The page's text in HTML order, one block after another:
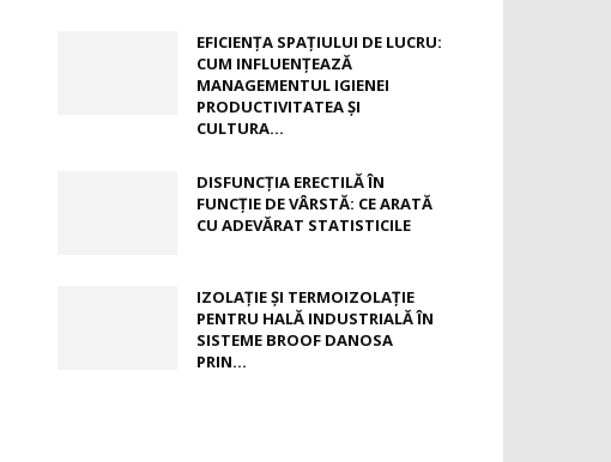
EFICIENȚA SPAȚIULUI DE LUCRU:
CUM INFLUENȚEAZĂ
MANAGEMENTUL IGIENEI
PRODUCTIVITATEA ȘI
CULTURA...
DISFUNCȚIA ERECTILĂ ÎN
FUNCȚIE DE VÂRSTĂ: CE ARATĂ
CU ADEVĂRAT STATISTICILE
IZOLAȚIE ȘI TERMOIZOLAȚIE
PENTRU HALĂ INDUSTRIALĂ ÎN
SISTEME BROOF DANOSA
PRIN...